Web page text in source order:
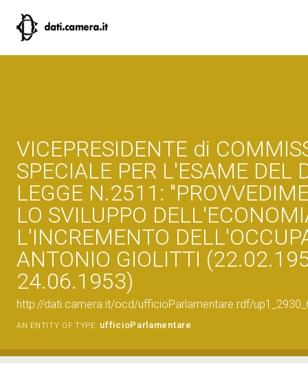
VICEPRESIDENTE di
SPECIALE PER L'ESAME DEL
LEGGE N.2511:
LO SVILUPPO
L'INCREMENTO
ANTONIO GIOLITTI
24.06.1953)
http://dati.camera.it/ocd/ufficioParlamentare.rdf/
AN ENTITY OF TYPE: ufficioParlamentare